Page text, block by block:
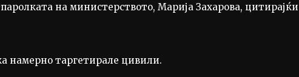
на министерството, Марија Захарова, цитирајќи
намерно таргетирале цивили.